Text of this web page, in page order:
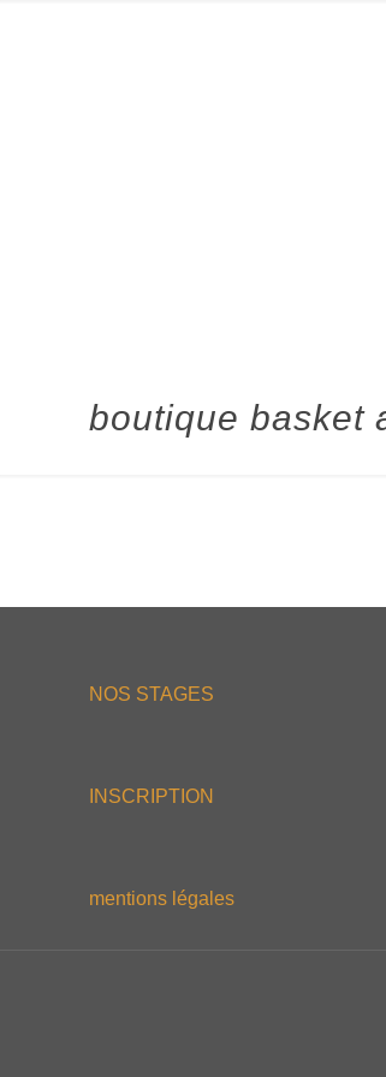
boutique basket
NOS STAGES
INSCRIPTION
mentions légales